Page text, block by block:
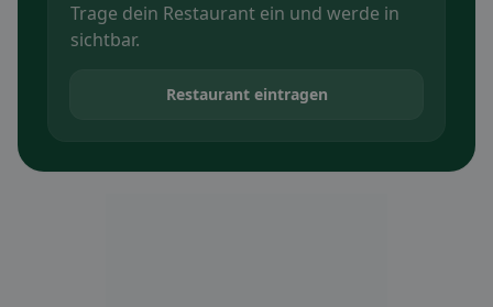
Trage dein Restaurant ein und werde in
sichtbar.
Restaurant eintragen